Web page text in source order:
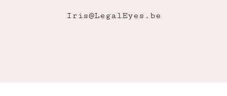
Iris@LegalEyes.be